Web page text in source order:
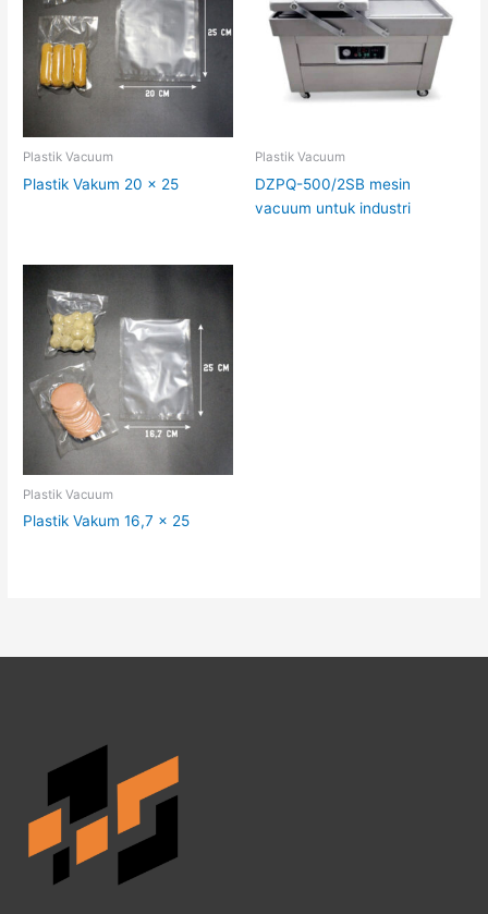
Plastik Vacuum
Plastik Vakum 20 x 25
Plastik Vacuum
DZPQ-500/2SB mesin
vacuum untuk industri
Plastik Vacuum
Plastik Vakum 16,7 x 25